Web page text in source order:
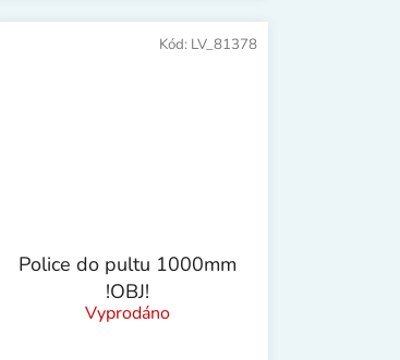
Police do pultu 1000mm
!OBJ!
Vyprodáno
Kód: LV_81378